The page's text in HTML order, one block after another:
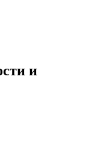
и